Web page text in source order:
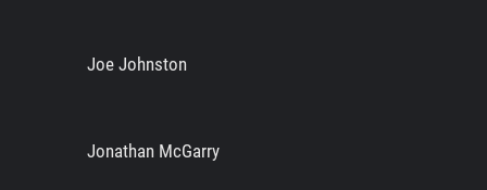
Joe Johnston
Jonathan McGarry